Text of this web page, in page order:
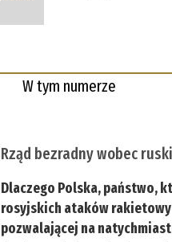
W tym numerze
Rząd bezradny wobec
Dlaczego Polska, państwo,
rosyjskich ataków
pozwalającej na